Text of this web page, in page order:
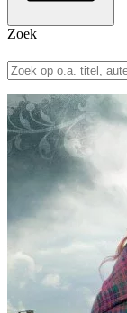
Zoek